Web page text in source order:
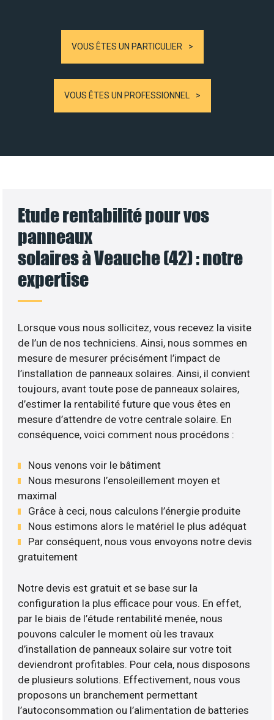
VOUS ÊTES UN PARTICULIER
VOUS ÊTES UN PROFESSIONNEL
Etude rentabilité pour vos
panneaux
solaires à Veauche (42) : notre
expertise
Lorsque vous nous sollicitez, vous recevez la visite
de l’un de nos techniciens. Ainsi, nous sommes en
mesure de mesurer précisément l’impact de
l’installation de panneaux solaires. Ainsi, il convient
toujours, avant toute pose de panneaux solaires,
d’estimer la rentabilité future que vous êtes en
mesure d’attendre de votre centrale solaire. En
conséquence, voici comment nous procédons :
Nous venons voir le bâtiment
Nous mesurons l’ensoleillement moyen et
maximal
Grâce à ceci, nous calculons l’énergie produite
Nous estimons alors le matériel le plus adéquat
Par conséquent, nous vous envoyons notre devis
gratuitement
Notre devis est gratuit et se base sur la
configuration la plus efficace pour vous. En effet,
par le biais de l’étude rentabilité menée, nous
pouvons calculer le moment où les travaux
d’installation de panneaux solaire sur votre toit
deviendront profitables. Pour cela, nous disposons
de plusieurs solutions. Effectivement, nous vous
proposons un branchement permettant
l’autoconsommation ou l’alimentation de batteries